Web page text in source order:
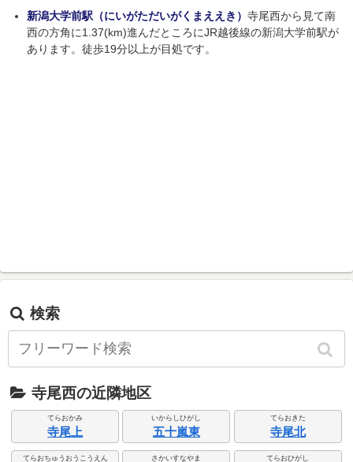
新潟大学前駅（にいがただいがくまええき） 寺尾西から見て南
西の方角に1.37(km)進んだところにJR越後線の新潟大学前駅が
あります。徒歩19分以上が目処です。
検索
寺尾西の近隣地区
てらおかみ
寺尾上
いからしひがし
五十嵐東
てらおきた
寺尾北
てらおちゅうおうこうえん さかいすなやま てらおひがし